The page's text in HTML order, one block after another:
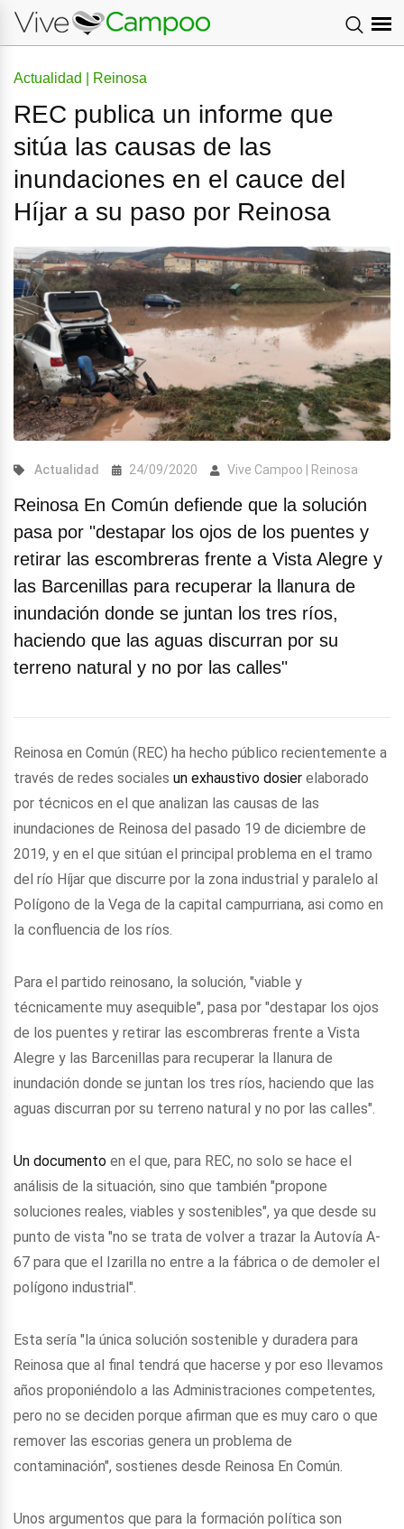
Actualidad | Reinosa
REC publica un informe que
sitúa las causas de las
inundaciones en el cauce del
Híjar a su paso por Reinosa
Actualidad 24/09/2020 Vive Campoo | Reinosa
Reinosa En Común defiende que la solución
pasa por "destapar los ojos de los puentes y
retirar las escombreras frente a Vista Alegre y
las Barcenillas para recuperar la llanura de
inundación donde se juntan los tres ríos,
haciendo que las aguas discurran por su
terreno natural y no por las calles"
Reinosa en Común (REC) ha hecho público recientemente a
través de redes sociales un exhaustivo dosier elaborado
por técnicos en el que analizan las causas de las
inundaciones de Reinosa del pasado 19 de diciembre de
2019, y en el que sitúan el principal problema en el tramo
del río Híjar que discurre por la zona industrial y paralelo al
Polígono de la Vega de la capital campurriana, asi como en
la confluencia de los ríos.
Para el partido reinosano, la solución, "viable y
técnicamente muy asequible", pasa por "destapar los ojos
de los puentes y retirar las escombreras frente a Vista
Alegre y las Barcenillas para recuperar la llanura de
inundación donde se juntan los tres ríos, haciendo que las
aguas discurran por su terreno natural y no por las calles".
Un documento en el que, para REC, no solo se hace el
análisis de la situación, sino que también "propone
soluciones reales, viables y sostenibles", ya que desde su
punto de vista "no se trata de volver a trazar la Autovía A-
67 para que el Izarilla no entre a la fábrica o de demoler el
polígono industrial".
Esta sería "la única solución sostenible y duradera para
Reinosa que al final tendrá que hacerse y por eso llevamos
años proponiéndolo a las Administraciones competentes,
pero no se deciden porque afirman que es muy caro o que
remover las escorias genera un problema de
contaminación", sostienes desde Reinosa En Común.
Unos argumentos que para la formación política son